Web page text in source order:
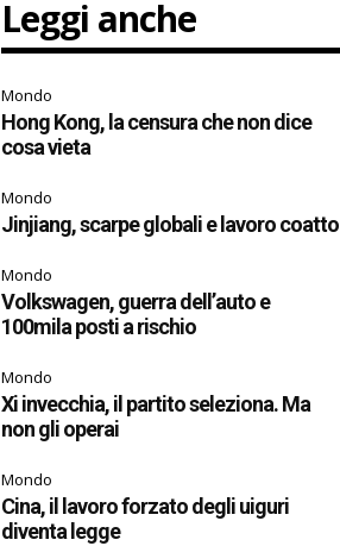
Leggi anche
Mondo
Hong Kong, la censura che non dice
cosa vieta
Mondo
Jinjiang, scarpe globali e lavoro coatto
Mondo
Volkswagen, guerra dell’auto e
100mila posti a rischio
Mondo
Xi invecchia, il partito seleziona. Ma
non gli operai
Mondo
Cina, il lavoro forzato degli uiguri
diventa legge